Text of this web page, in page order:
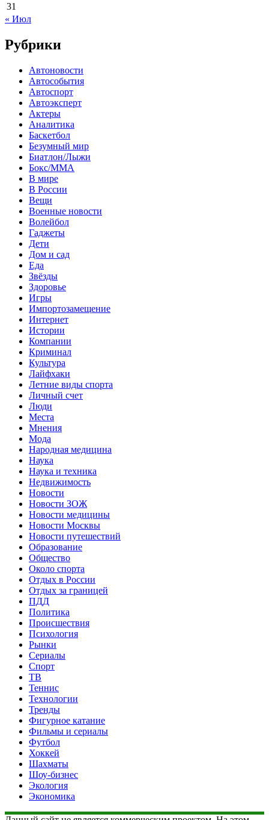
31
« Июл
Рубрики
Автоновости
Автособытия
Автоспорт
Автоэксперт
Актеры
Аналитика
Баскетбол
Безумный мир
Биатлон/Лыжи
Бокс/MMA
В мире
В России
Вещи
Военные новости
Волейбол
Гаджеты
Дети
Дом и сад
Еда
Звёзды
Здоровье
Игры
Импортозамещение
Интернет
Истории
Компании
Криминал
Культура
Лайфхаки
Летние виды спорта
Личный счет
Люди
Места
Мнения
Мода
Народная медицина
Наука
Наука и техника
Недвижимость
Новости
Новости ЗОЖ
Новости медицины
Новости Москвы
Новости путешествий
Образование
Общество
Около спорта
Отдых в России
Отдых за границей
ПДД
Политика
Происшествия
Психология
Рынки
Сериалы
Спорт
ТВ
Теннис
Технологии
Тренды
Фигурное катание
Фильмы и сериалы
Футбол
Хоккей
Шахматы
Шоу-бизнес
Экология
Экономика